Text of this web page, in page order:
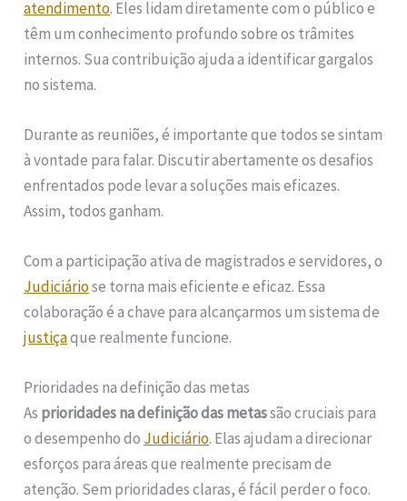
atendimento. Eles lidam diretamente com o público e
têm um conhecimento profundo sobre os trâmites
internos. Sua contribuição ajuda a identificar gargalos
no sistema.
Durante as reuniões, é importante que todos se sintam
à vontade para falar. Discutir abertamente os desafios
enfrentados pode levar a soluções mais eficazes.
Assim, todos ganham.
Com a participação ativa de magistrados e servidores, o
Judiciáriose torna mais eficiente e eficaz. Essa
colaboração é a chave para alcançarmos um sistema de
justiçaque realmente funcione.
Prioridades na definição das metas
As prioridades na definição das metassão cruciais para
o desempenho do Judiciário. Elas ajudam a direcionar
esforços para áreas que realmente precisam de
atenção. Sem prioridades claras, é fácil perder o foco.